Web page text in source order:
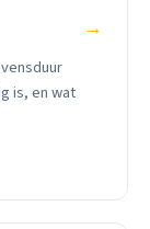
→
is, en wat